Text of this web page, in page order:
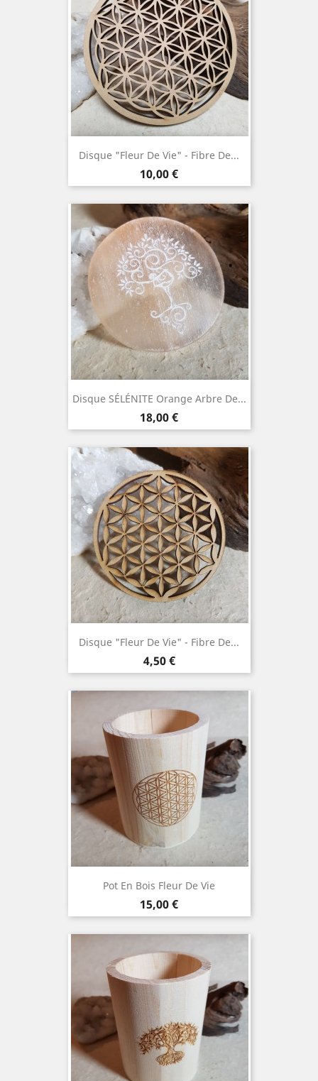
Disque "Fleur De Vie" - Fibre De...
Prix
10,00 €
Disque SÉLÉNITE Orange Arbre De...
Prix
18,00 €
Disque "Fleur De Vie" - Fibre De...
Prix
4,50 €
Pot En Bois Fleur De Vie
Prix
15,00 €